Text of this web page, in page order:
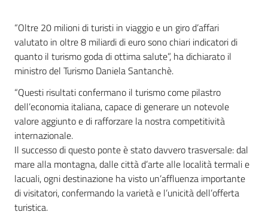
“Oltre 20 milioni di turisti in viaggio e un giro d’affari
valutato in oltre 8 miliardi di euro sono chiari indicatori di
quanto il turismo goda di ottima salute”, ha dichiarato il
ministro del Turismo Daniela Santanchè.
“Questi risultati confermano il turismo come pilastro
dell’economia italiana, capace di generare un notevole
valore aggiunto e di rafforzare la nostra competitività
internazionale.
Il successo di questo ponte è stato davvero trasversale: dal
mare alla montagna, dalle città d’arte alle località termali e
lacuali, ogni destinazione ha visto un’affluenza importante
di visitatori, confermando la varietà e l’unicità dell’offerta
turistica.